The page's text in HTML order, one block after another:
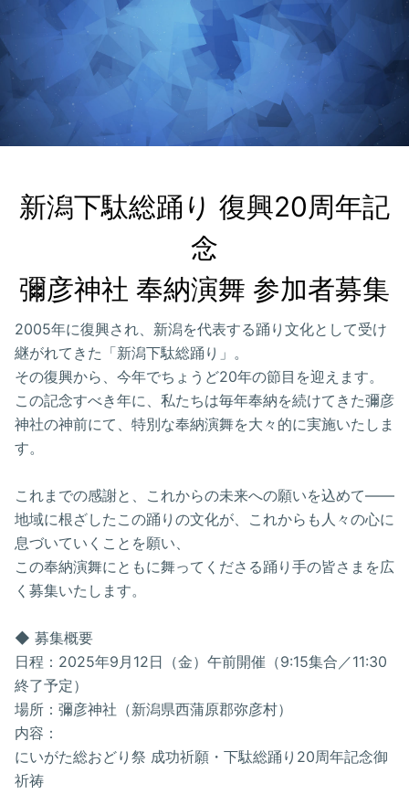
新潟下駄総踊り 復興20周年記
念
彌彦神社 奉納演舞 参加者募集
2005年に復興され、新潟を代表する踊り文化として受け
継がれてきた「新潟下駄総踊り」。
その復興から、今年でちょうど20年の節目を迎えます。
この記念すべき年に、私たちは毎年奉納を続けてきた彌彦
神社の神前にて、特別な奉納演舞を大々的に実施いたしま
す。
これまでの感謝と、これからの未来への願いを込めて――
地域に根ざしたこの踊りの文化が、これからも人々の心に
息づいていくことを願い、
この奉納演舞にともに舞ってくださる踊り手の皆さまを広
く募集いたします。
◆ 募集概要
日程：2025年9月12日（金）午前開催（9:15集合／11:30
終了予定）
場所：彌彦神社（新潟県西蒲原郡弥彦村）
内容：
にいがた総おどり祭 成功祈願・下駄総踊り20周年記念御
祈祷